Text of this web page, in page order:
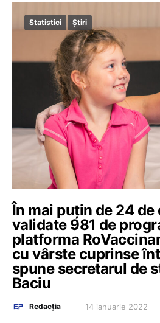
Statistici Știri
În mai puţin de 24 de
validate 981 de
platforma
cu vârste cuprinse
spune secretarul de
Baciu
Redacția 14 ianuarie 2022